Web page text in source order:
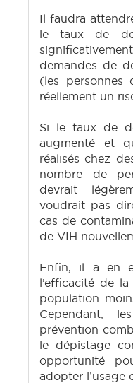
Il faudra
le taux de
demandes de
(les personnes
réellement un
Si le taux de
augmenté et
réalisés chez
nombre de
devrait
voudrait pas
cas de
de VIH
Enfin, il a en
l’efficacité de
population
Cependant,
prévention
le dépistage
opportunité
adopter l’usage